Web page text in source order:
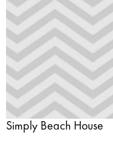
Simply Beach House